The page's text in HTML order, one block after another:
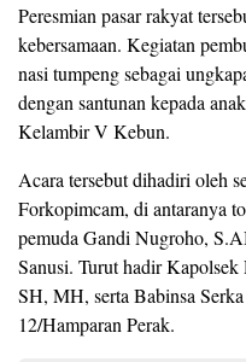
Peresmian pasar rakyat
kebersamaan. Kegiatan
nasi tumpeng sebagai
dengan santunan kepada
Kelambir V Kebun.
Acara tersebut dihadiri oleh
Forkopimcam, di antaranya
pemuda Gandi Nugroho,
Sanusi. Turut hadir
SH, MH, serta Babinsa
12/Hamparan Perak.